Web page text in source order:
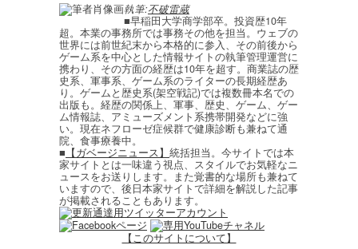
執筆:不破雷蔵
■早稲田大学商学部卒。投資歴10年
超。本業の事務所では事務その他を担当。ウェブの
世界には前世紀末から本格的に参入、その前後から
ゲーム系を中心とした情報サイトの執筆管理運営に
携わり、その方面の経歴は10年を超す。商業誌の歴
史系、軍事系、ゲーム系のライターの長期経歴あ
り。ゲームと歴史系(架空戦記)では複数冊本名での
出版も。経歴の関係上、軍事、歴史、ゲーム、ゲー
ム情報誌、アミューズメント系携帯開発などに強
い。現在ネフローゼ症候群で健康診断も兼ねて通
院、食事療養中。
■ 【ガベージニュース】 統括担当。今サイトでは本
家サイトとは一味違う視点、スタイルでお気軽なニ
ュースをお送りします。また覚書的な場所も兼ねて
いますので、後日本家サイトで詳細を解説した記事
が掲載されることもあります。
【このサイトについて】